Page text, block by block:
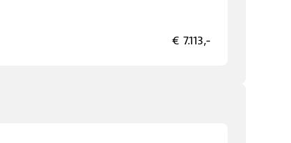
€ 7.113,-